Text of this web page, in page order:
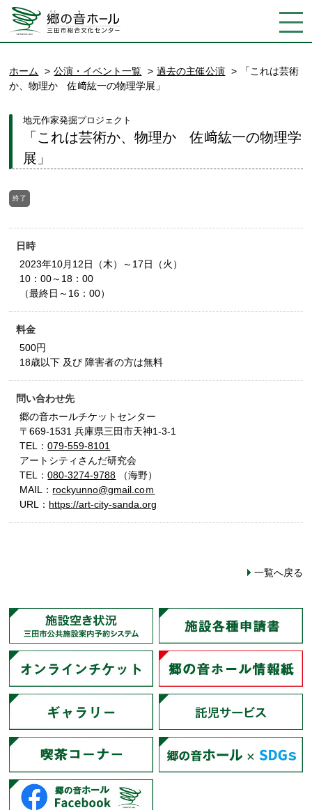
ホーム 公演・イベント一覧 過去の主催公演
「これは芸術
か、物理か 佐﨑紘一の物理学展」
地元作家発掘プロジェクト
「これは芸術か、物理か 佐﨑紘一の物理学
展」
終了
日時
2023年10月12日（木）～17日（火）
10：00～18：00
（最終日～16：00）
料金
500円
18歳以下 及び 障害者の方は無料
問い合わせ先
郷の音ホールチケットセンター
〒669-1531 兵庫県三田市天神1-3-1
TEL：079-559-8101
アートシティさんだ研究会
TEL：080-3274-9788 （海野）
MAIL： rockyunno@gmail.coｍ
URL： https://art-city-sanda.org
一覧へ戻る